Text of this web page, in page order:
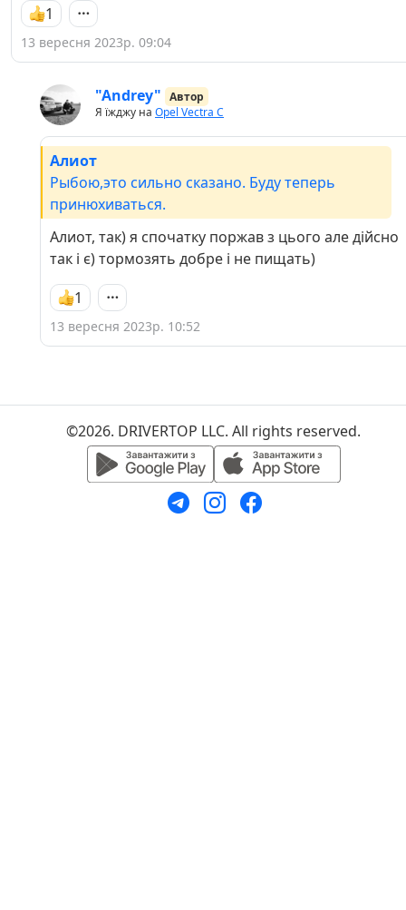
1
13 вересня 2023р. 09:04
"Andrey" Автор
Я їжджу на Opel Vectra C
Алиот
Рыбою,это сильно сказано. Буду теперь
принюхиваться.
Алиот, так) я спочатку поржав з цього але дійсно
так і є) тормозять добре і не пищать)
1
13 вересня 2023р. 10:52
©2026. DRIVERTOP LLC. All rights reserved.